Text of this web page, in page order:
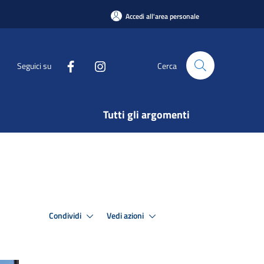
Accedi all'area personale
Seguici su Cerca
Tutti gli argomenti
Condividi Vedi azioni